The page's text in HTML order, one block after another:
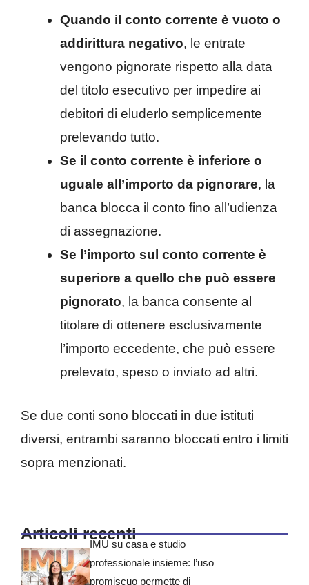
Quando il conto corrente è vuoto o
addirittura negativo, le entrate
vengono pignorate rispetto alla data
del titolo esecutivo per impedire ai
debitori di eluderlo semplicemente
prelevando tutto.
Se il conto corrente è inferiore o
uguale all’importo da pignorare, la
banca blocca il conto fino all’udienza
di assegnazione.
Se l’importo sul conto corrente è
superiore a quello che può essere
pignorato, la banca consente al
titolare di ottenere esclusivamente
l’importo eccedente, che può essere
prelevato, speso o inviato ad altri.
Se due conti sono bloccati in due istituti
diversi, entrambi saranno bloccati entro i limiti
sopra menzionati.
Articoli recenti
IMU su casa e studio
professionale insieme: l’uso
promiscuo permette di